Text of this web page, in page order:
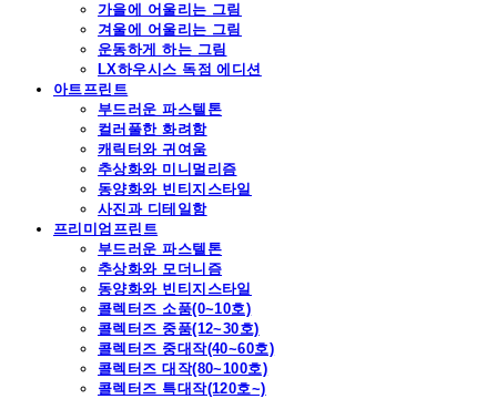
가을에 어울리는 그림
겨울에 어울리는 그림
운동하게 하는 그림
LX하우시스 독점 에디션
아트프린트
부드러운 파스텔톤
컬러풀한 화려함
캐릭터와 귀여움
추상화와 미니멀리즘
동양화와 빈티지스타일
사진과 디테일함
프리미엄프린트
부드러운 파스텔톤
추상화와 모더니즘
동양화와 빈티지스타일
콜렉터즈 소품(0~10호)
콜렉터즈 중품(12~30호)
콜렉터즈 중대작(40~60호)
콜렉터즈 대작(80~100호)
콜렉터즈 특대작(120호~)